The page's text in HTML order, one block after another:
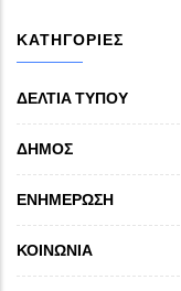
ΚΑΤΗΓΟΡΙΕΣ
ΔΕΛΤΙΑ ΤΥΠΟΥ
ΔΗΜΟΣ
ΕΝΗΜΕΡΩΣΗ
ΚΟΙΝΩΝΙΑ